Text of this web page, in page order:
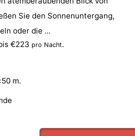
Sie den Sonnenuntergang,
oder die ...
€223 pro Nacht.
m.